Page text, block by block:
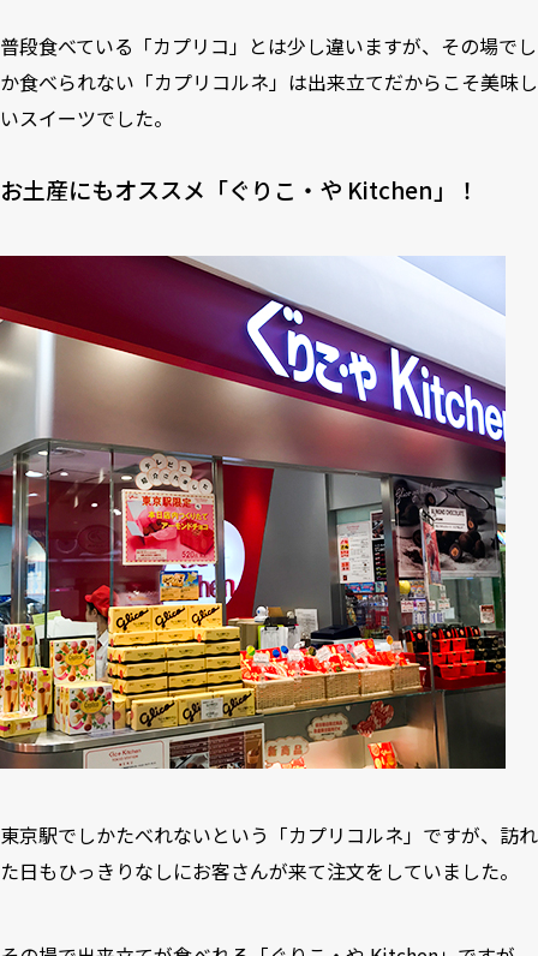
普段食べている「カプリコ」とは少し違いますが、その場でし
か食べられない「カプリコルネ」は出来立てだからこそ美味し
いスイーツでした。
お土産にもオススメ「ぐりこ・や Kitchen」！
東京駅でしかたべれないという「カプリコルネ」ですが、訪れ
た日もひっきりなしにお客さんが来て注文をしていました。